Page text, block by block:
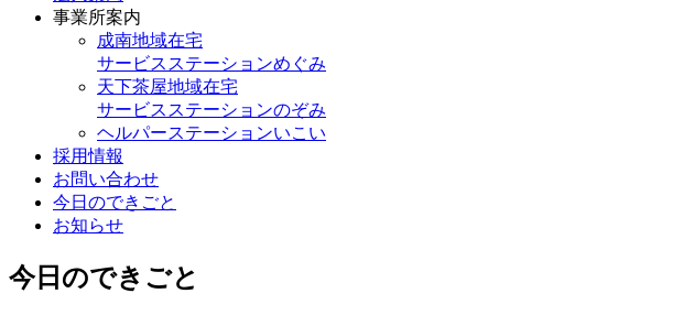
事業所案内
成南地域在宅
サービスステーションめぐみ
天下茶屋地域在宅
サービスステーションのぞみ
ヘルパーステーションいこい
採用情報
お問い合わせ
今日のできごと
お知らせ
今日のできごと